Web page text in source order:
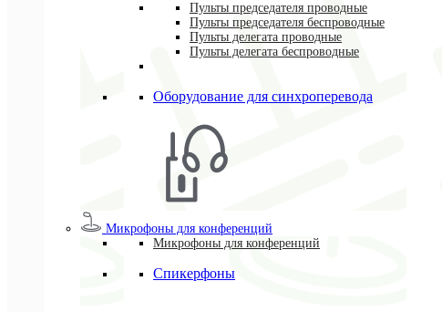
Пульты председателя проводные
Пульты председателя беспроводные
Пульты делегата проводные
Пульты делегата беспроводные
Оборудование для синхроперевода
Микрофоны для конференций
Микрофоны для конференций
Спикерфоны